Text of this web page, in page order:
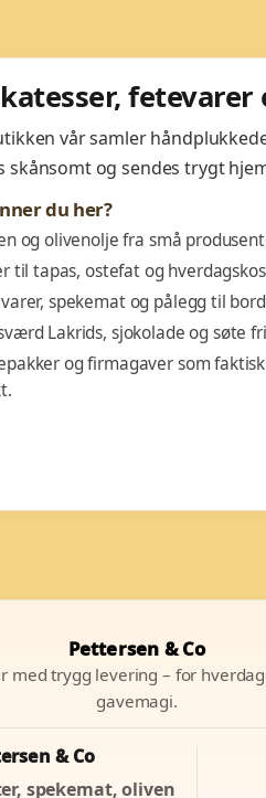
vår samler
skånsomt og sendes trygt
du her?
og olivenolje fra små
til tapas, ostefat og
spekemat og pålegg til
Lakrids, sjokolade og søte
og firmagaver som
Pettersen & Co
med trygg levering – for
gavemagi.
& Co
spekemat, oliven